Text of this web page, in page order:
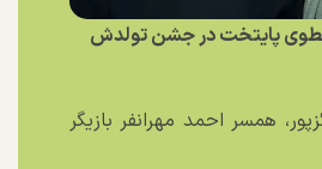
پایتخت در جشن تولدش
همسر احمد مهرانفر بازیگر